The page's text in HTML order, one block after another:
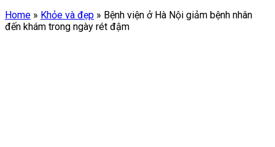
Home » Khỏe và đẹp » Bệnh viện ở Hà Nội giảm bệnh nhân
đến khám trong ngày rét đậm